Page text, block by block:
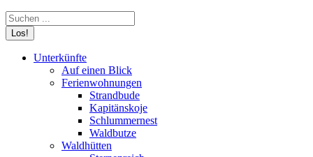
Search:
Unterkünfte
Auf einen Blick
Ferienwohnungen
Strandbude
Kapitänskoje
Schlummernest
Waldbutze
Waldhütten